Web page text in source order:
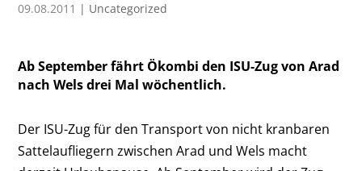
09.08.2011 | Uncategorized
Ab September fährt Ökombi den ISU-Zug von Arad
nach Wels drei Mal wöchentlich.
Der ISU-Zug für den Transport von nicht kranbaren
Sattelaufliegern zwischen Arad und Wels macht